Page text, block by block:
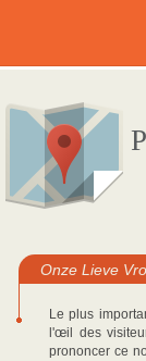
Onze Lieve
Le plus
l'œil des
prononcer ce